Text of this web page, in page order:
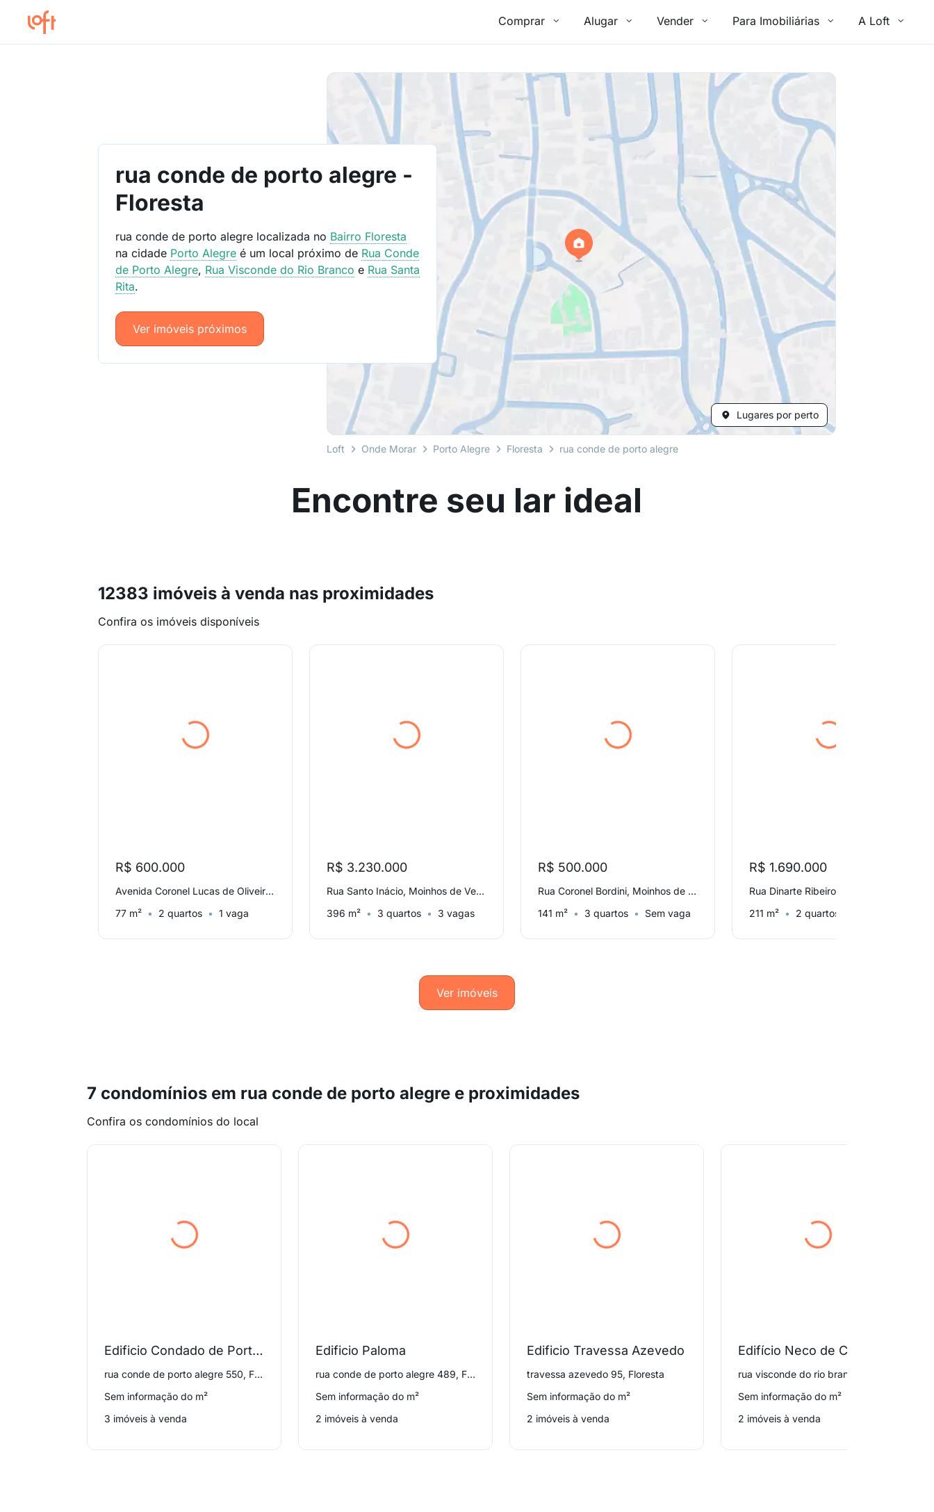
Comprar Alugar Vender Para Imobiliárias A Loft
Lugares por perto
Loft Onde Morar Porto Alegre Floresta rua conde de porto alegre
rua conde de porto alegre -
Floresta
rua conde de porto alegre localizada no Bairro Floresta
na cidade Porto Alegre é um local próximo de Rua Conde
de Porto Alegre, Rua Visconde do Rio Branco e Rua Santa
Rita.
Ver imóveis próximos
Encontre seu lar ideal
12383 imóveis à venda nas proximidades
Confira os imóveis disponíveis
R$ 600.000
Avenida Coronel Lucas de Oliveira, Mont'serrat
77 m²
2 quartos 1 vaga
R$ 3.230.000
Rua Santo Inácio, Moinhos de Vento
396 m²
3 quartos 3 vagas
R$ 500.000
Rua Coronel Bordini, Moinhos de Vento
141 m²
3 quartos Sem vaga
R$ 1.690.000
211 m²
2 quartos
Ver imóveis
7 condomínios em rua conde de porto alegre e proximidades
Confira os condomínios do local
Edificio Condado de Porto Alegre
rua conde de porto alegre 550, Floresta
Sem informação do m²
3 imóveis à venda
Edificio Paloma
rua conde de porto alegre 489, Floresta
Sem informação do m²
2 imóveis à venda
Edificio Travessa Azevedo
travessa azevedo 95, Floresta
Sem informação do m²
2 imóveis à venda
Edifício Neco de Carvalho
Sem informação do m²
2 imóveis à venda